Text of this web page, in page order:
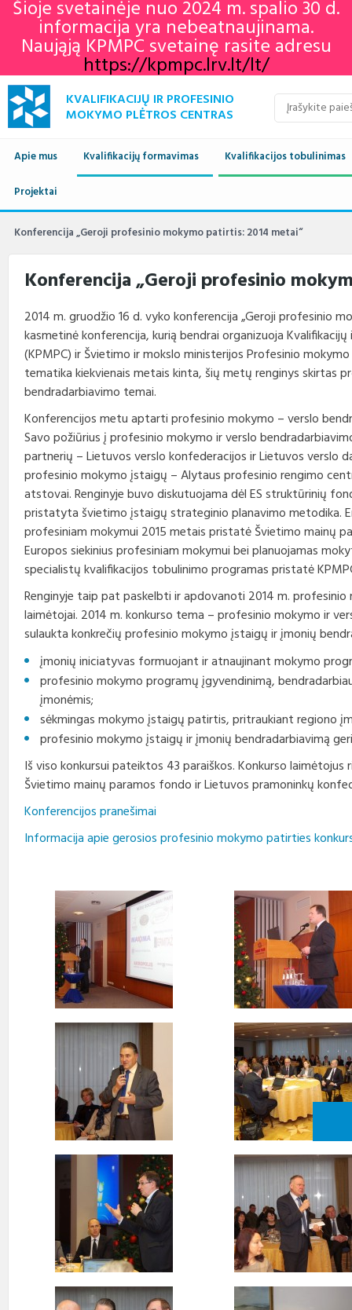
Šioje svetainėje nuo 2024 m. spalio 30 d.
informacija yra nebeatnaujinama.
Naująją KPMPC svetainę rasite adresu
https://kpmpc.lrv.lt/lt/
KVALIFIKACIJŲ IR PROFESINIO
MOKYMO PLĖTROS CENTRAS
Apie mus
Naujienos
KPMPC naujienlaiškių
archyvas
Apie mus Istorija
Planavimo dokumentai
Viešieji pirkimai
rinkiniai
Finansinių ataskaitų rinkiniai
Paskatinimai ir
apdovanojimai
Darbo užmokestis
Konkursai
Karjera
Tarnybiniai automobiliai
Struktūra
Direktorius
Kontaktai
Tarybos, komisijos ir
komitetai
Paslaugos
Teisės aktai
Nuorodos
Interneto svetainės atitikties
paraiška
Kvalifikacijų formavimas
Europos
Standartai Profesiniai
standartai
Informacija
rengėjams
Profesinio rengimo
standartai
Terminų žodynas
Kvalifikacijos tobulinimas
Renginių kalendorius
renginius
Projektai
Vykdomi projektai
Konferencija „Geroji profesinio mokymo patirtis: 2014 metai“
Konferencija „Geroji profesinio
2014 m. gruodžio 16 d. vyko konferencija „Geroji profesinio
kasmetinė konferencija, kurią bendrai organizuoja
(KPMPC) ir Švietimo ir mokslo ministerijos Profesinio
tematika kiekvienais metais kinta, šių metų renginys skirtas
bendradarbiavimo temai.
Konferencijos metu aptarti profesinio mokymo – verslo
Savo požiūrius į profesinio mokymo ir verslo
partnerių – Lietuvos verslo konfederacijos ir Lietuvos verslo
profesinio mokymo įstaigų – Alytaus profesinio rengimo
atstovai. Renginyje buvo diskutuojama dėl ES struktūrinių
pristatyta švietimo įstaigų strateginio planavimo metodika.
profesiniam mokymui 2015 metais pristatė Švietimo mainų
Europos siekinius profesiniam mokymui bei planuojamas
specialistų kvalifikacijos tobulinimo programas pristatė
Renginyje taip pat paskelbti ir apdovanoti 2014 m.
laimėtojai. 2014 m. konkurso tema – profesinio mokymo ir
sulaukta konkrečių profesinio mokymo įstaigų ir įmonių
įmonių iniciatyvas formuojant ir atnaujinant mokymo
profesinio mokymo programų įgyvendinimą,
įmonėmis;
sėkmingas mokymo įstaigų patirtis, pritraukiant regiono
profesinio mokymo įstaigų ir įmonių bendradarbiavimą
Iš viso konkursui pateiktos 43 paraiškos. Konkurso laimėtojus
Švietimo mainų paramos fondo ir Lietuvos pramoninkų
Konferencijos pranešimai
Informacija apie gerosios profesinio mokymo patirties